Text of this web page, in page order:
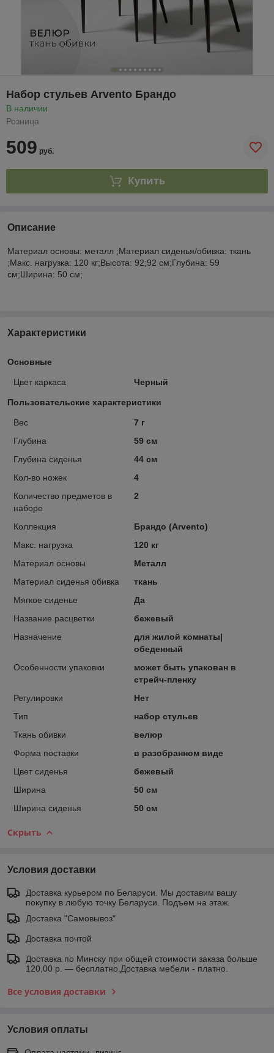
Набор стульев Arvento Брандо
В наличии
Розница
509 руб.
Купить
Описание
Материал основы: металл ;Материал сиденья/обивка: ткань
;Макс. нагрузка: 120 кг;Высота: 92;92 см;Глубина: 59
см;Ширина: 50 см;
Характеристики
Основные
Цвет каркаса Черный
Пользовательские характеристики
Вес
7 г
Глубина
59 см
Глубина сиденья
44 см
Кол-во ножек
4
Количество предметов в
наборе
2
Коллекция
Брандо (Arvento)
Макс. нагрузка
120 кг
Материал основы
Металл
Материал сиденья обивка
ткань
Мягкое сиденье
Да
Название расцветки
бежевый
Назначение
для жилой комнаты|
обеденный
Особенности упаковки
может быть упакован в
стрейч-пленку
Регулировки
Нет
Тип
набор стульев
Ткань обивки
велюр
Форма поставки
в разобранном виде
Цвет сиденья
бежевый
Ширина
50 см
Ширина сиденья
50 см
Скрыть
Условия доставки
Доставка курьером по Беларуси. Мы доставим вашу
покупку в любую точку Беларуси. Подъем на этаж.
Доставка "Самовывоз"
Доставка почтой
Доставка по Минску при общей стоимости заказа больше
120,00 р. — бесплатно.Доставка мебели - платно.
Все условия доставки
Условия оплаты